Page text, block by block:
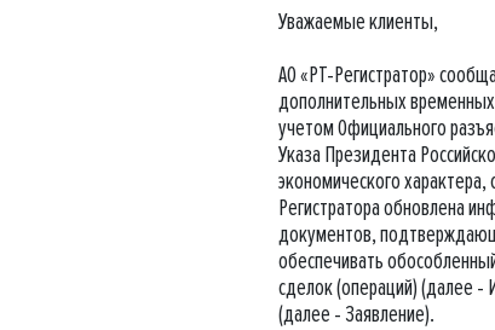
Уважаемые клиенты,
АО «РТ-Регистратор»
дополнительных
учетом Официального
Указа Президента
экономического
Регистратора обновлена
документов,
обеспечивать
сделок (операций) (далее -
(далее - Заявление).